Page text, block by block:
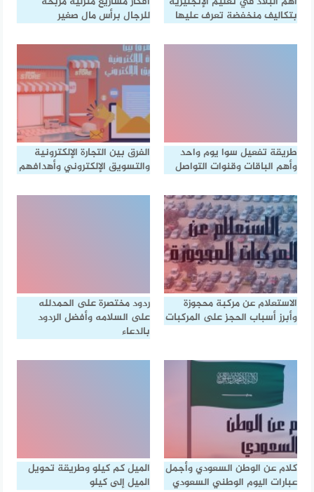
بتكاليف منخفضة تعرف عليها
للرجال برأس مال صغير
طريقة تفعيل سوا يوم واحد
وأهم الباقات وقنوات التواصل
الفرق بين التجارة الإلكترونية
والتسويق الإلكتروني وأهدافهم
الاستعلام عن مركبة محجوزة
وأبرز أسباب الحجز على المركبات
ردود مختصرة على الحمدلله
على السلامه وأفضل الردود
بالدعاء
كلام عن الوطن السعودي وأجمل
عبارات اليوم الوطني السعودي
الميل كم كيلو وطريقة تحويل
الميل إلى كيلو